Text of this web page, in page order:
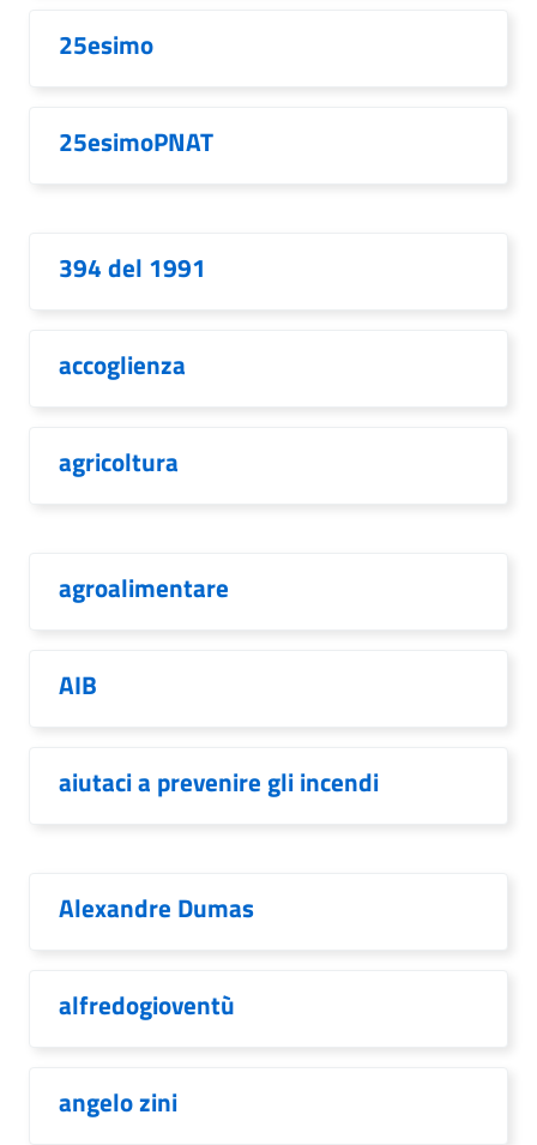
25esimo
25esimoPNAT
394 del 1991
accoglienza
agricoltura
agroalimentare
AIB
aiutaci a prevenire gli incendi
Alexandre Dumas
alfredogioventù
angelo zini